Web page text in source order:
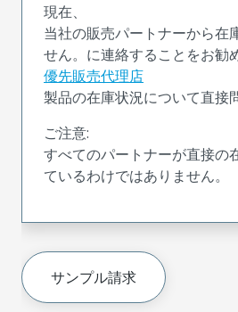
現在、
当社の販売パートナーから在
せん。に連絡することをお勧
優先販売代理店
製品の在庫状況について直接
ご注意:
すべてのパートナーが直接の
ているわけではありません。
サンプル請求